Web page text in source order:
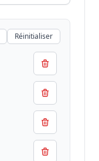
Réinitialiser